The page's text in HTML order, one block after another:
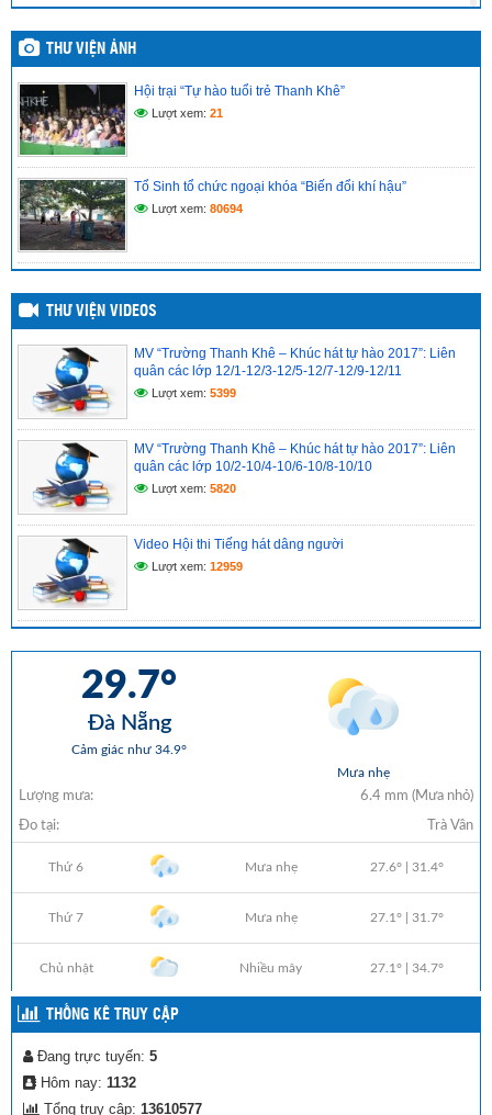
HỌC 2024-2025
(21/04/2025)
ĐỀ CƯƠNG ÔN THI TỐT NGHIỆP MÔN NGỮ VĂN LỚP 12
NĂM HỌC 2024-2025
(21/04/2025)
ĐỀ CƯƠNG ÔN THI TỐT NGHIỆP MÔN TIẾNG ANH LỚP 12
NĂM HỌC 2024-2025
(21/04/2025)
THƯ VIỆN ẢNH
Hội trại “Tự hào tuổi trẻ Thanh Khê”
Lượt xem: 21
Tổ Sinh tổ chức ngoại khóa “Biến đổi khí hậu”
Lượt xem: 80694
THƯ VIỆN VIDEOS
MV “Trường Thanh Khê – Khúc hát tự hào 2017”: Liên
quân các lớp 12/1-12/3-12/5-12/7-12/9-12/11
Lượt xem: 5399
MV “Trường Thanh Khê – Khúc hát tự hào 2017”: Liên
quân các lớp 10/2-10/4-10/6-10/8-10/10
Lượt xem: 5820
Video Hội thi Tiếng hát dâng người
Lượt xem: 12959
THỐNG KÊ TRUY CẬP
Đang trực tuyến: 5
Hôm nay: 1132
Tổng truy cập: 13610577